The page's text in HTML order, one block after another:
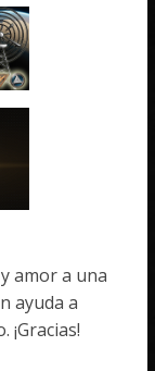
amor a una
ayuda a